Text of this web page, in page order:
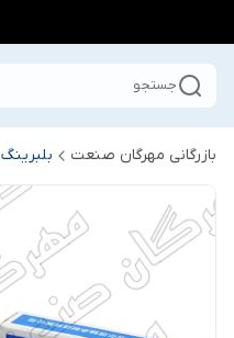
جستجو
بازرگانی مهرگان صنعت بلبرینگ